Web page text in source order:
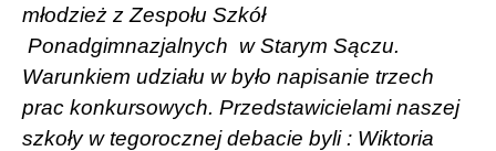
młodzież z Zespołu Szkół
Ponadgimnazjalnych w Starym Sączu.
Warunkiem udziału w było napisanie trzech
prac konkursowych. Przedstawicielami naszej
szkoły w tegorocznej debacie byli : Wiktoria